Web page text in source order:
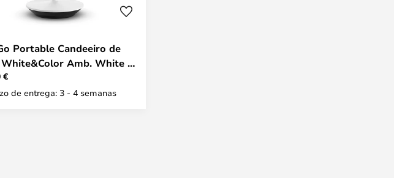
Portable Candeeiro de
White&Color Amb. White -
Hue
€
de entrega: 3 - 4 semanas